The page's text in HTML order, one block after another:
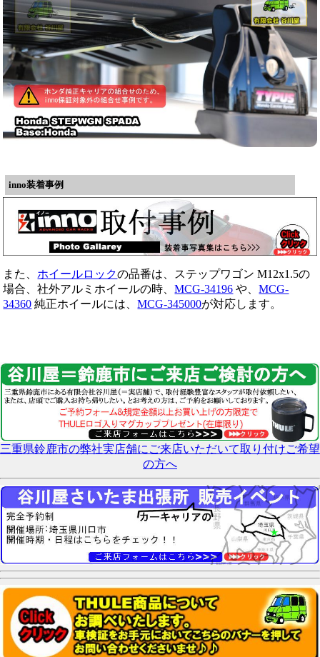
inno装着事例
また、 ホイールロックの品番は、ステップワゴン M12x1.5の
場合、社外アルミホイールの時、MCG-34196 や、MCG-
34360 純正ホイールには、MCG-345000が対応します。
三重県鈴鹿市の弊社実店舗にご来店いただいて取り付けご希望
の方へ